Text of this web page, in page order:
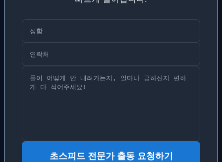
초스피드 전문가 출동 요청하기